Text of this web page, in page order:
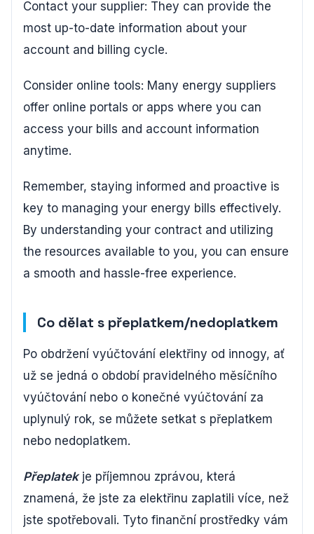
Contact your supplier: They can provide the
most up-to-date information about your
account and billing cycle.
Consider online tools: Many energy suppliers
offer online portals or apps where you can
access your bills and account information
anytime.
Remember, staying informed and proactive is
key to managing your energy bills effectively.
By understanding your contract and utilizing
the resources available to you, you can ensure
a smooth and hassle-free experience.
Co dělat s přeplatkem/nedoplatkem
Po obdržení vyúčtování elektřiny od innogy, ať
už se jedná o období pravidelného měsíčního
vyúčtování nebo o konečné vyúčtování za
uplynulý rok, se můžete setkat s přeplatkem
nebo nedoplatkem.
Přeplatekje příjemnou zprávou, která
znamená, že jste za elektřinu zaplatili více, než
jste spotřebovali. Tyto finanční prostředky vám